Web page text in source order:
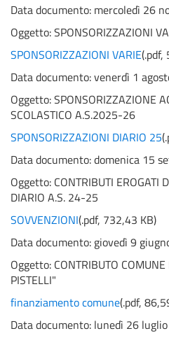
Data documento: mercoledì 26
Oggetto:SPONSORIZZAZIONI
SPONSORIZZAZIONI VARIE(.pdf,
Data documento: venerdì 1
Oggetto:SPONSORIZZAZIONE
SCOLASTICO A.S.2025-26
SPONSORIZZAZIONI DIARIO 25(
Data documento: domenica 15
Oggetto: CONTRIBUTI EROGATI
DIARIO A.S. 24-25
SOVVENZIONI(.pdf, 732,43 KB)
Data documento: giovedì 9
Oggetto: CONTRIBUTO
PISTELLI"
finanziamento comune(.pdf,
Data documento: lunedì 26